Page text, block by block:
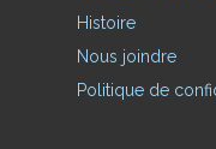
Histoire
Nous joindre
Politique de